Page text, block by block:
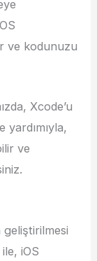
ve kodunuzu
Xcode’u
yardımıyla,
ve
geliştirilmesi
iOS